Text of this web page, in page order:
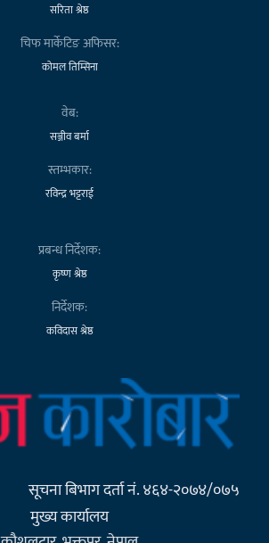
सरिता श्रेष्ठ
चिफ मार्केटिङ अफिसर:
कोमल तिम्सिना
वेब:
सञ्जीव बर्मा
स्तम्भकार:
रविन्द्र भट्टराई
प्रबन्ध निर्देशक:
कृष्ण श्रेष्ठ
निर्देशक:
कविदास श्रेष्ठ
सूचना बिभाग दर्ता नं. ४६४-२०७४/०७५
मुख्य कार्यालय